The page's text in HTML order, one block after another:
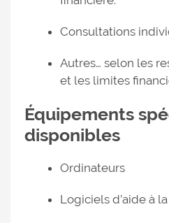
Consultations
Autres… selon les
et les limites
Équipements
disponibles
Ordinateurs
Logiciels d’aide à